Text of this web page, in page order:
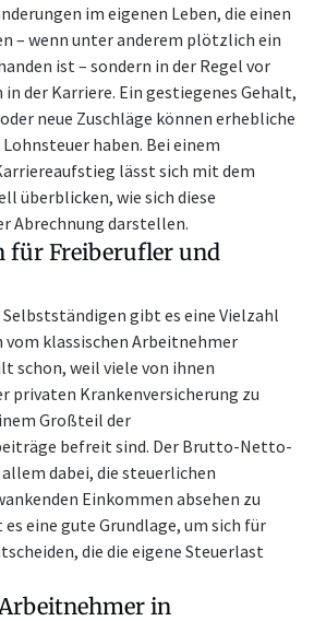
im eigenen Leben, die einen
– wenn unter anderem plötzlich ein
ist – sondern in der Regel vor
der Karriere. Ein gestiegenes Gehalt,
neue Zuschläge können erhebliche
haben. Bei einem
lässt sich mit dem
überblicken, wie sich diese
Abrechnung darstellen.
für Freiberufler und
gibt es eine Vielzahl
vom klassischen Arbeitnehmer
schon, weil viele von ihnen
privaten Krankenversicherung zu
Großteil der
befreit sind. Der Brutto-Netto-
dabei, die steuerlichen
Einkommen absehen zu
eine gute Grundlage, um sich für
die die eigene Steuerlast
in